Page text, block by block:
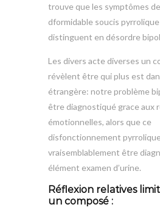
trouve que les symptômes
dformidable soucis
distinguent en désordre
Les divers acte diverses un
révèlent être qui plus est
étrangère: notre problème
être diagnostiqué grace aux
émotionnelles, alors que ce
disfonctionnement
vraisemblablement être
élément examen d’urine.
Réflexion relatives
un composé :